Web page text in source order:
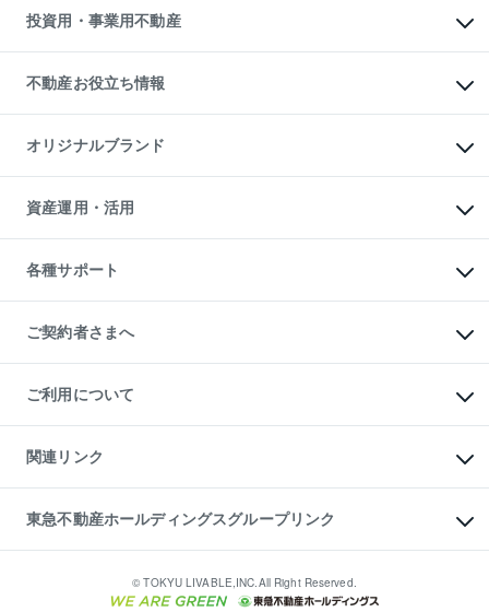
English 繁体中文簡体中文
不動産買換えの流れ
売却ガイド
マンション賃料データ
賃貸管理プラン
リロケーションについて
貸すガイド
投資用・事業用不動産
事業用不動産
マンション投資
投資用マンション
アパート経営
収益物件
ビル購入（ビル一棟）
投資用不動産の売却査定
事業用不動産の売却査定
不動産お役立ち情報
マンションライブラリー
人気マンションランキング
暮らしに役立つ不動産メディア
不動産相場・不動産価格情報
不動産コラム・ニュース
不動産用語集
不動産なんでもネット相談室
住まいの税金
オリジナルブランド
一棟リノベーションマンション
L`GENTE（ルジェンテ）
区分リノベーションマンション
投資用一棟レジデンスWELL
不動産小口投資
LEGACIA（レガシア）
資産運用・活用
不動産M&A
アセットマネジメント・出資
各種サポート
相続サポート
リフォームサポート
ご契約者さまへ
ご紹介・再契約特典
入居者様専用-各種ご案内（賃貸）
東急こすもす会「こすもすWeb」
ご利用について
金融商品取引について
東急リバブル ソーシャルメディアポリシー
ご意見・お問い合わせ（金融商品取引専用の相談・お問い合わせ窓口）
ダイレクトメール（郵送物）・Eメールなどの送付停止について
関連リンク
これからご結婚される方に東急百貨店のブライダルクラブ
人材サービスのご用命は 東急リバブルスタッフ株式会社まで
東北の逸品を贈ります 東北すぐれものセレクション
東急不動産ホールディングスグループリンク
東急コミュニティー© TOKYU LIVABLE,INC.All Right Reserved.